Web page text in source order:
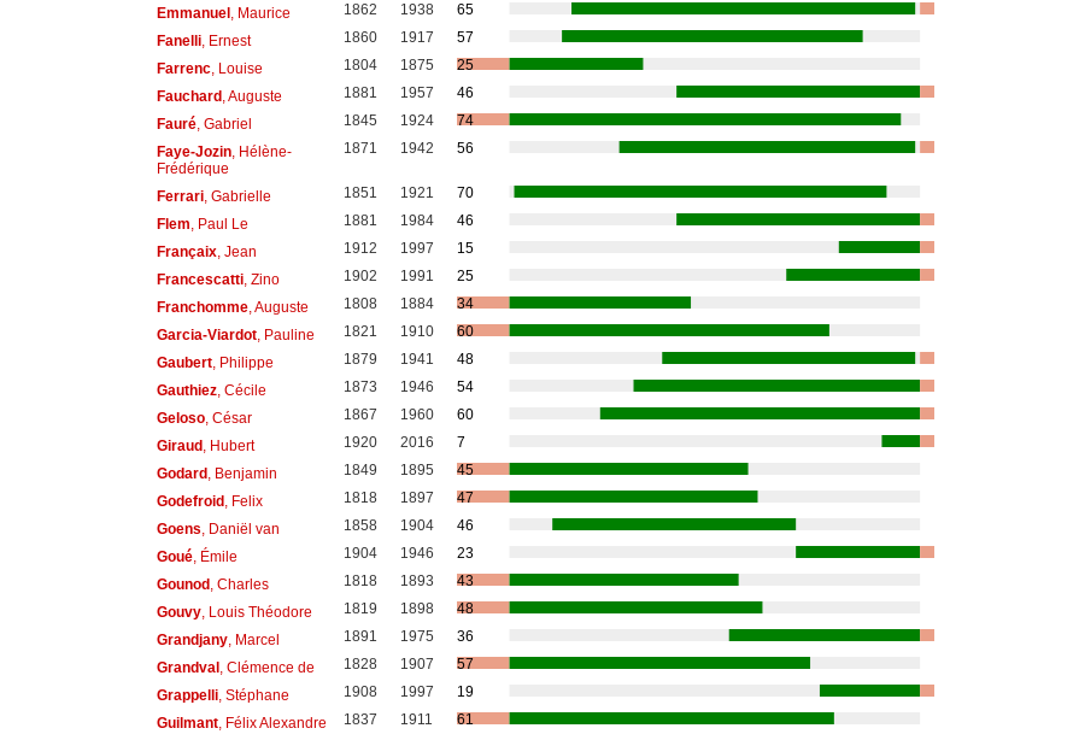
Emmanuel, Maurice 1862 1938
65
Fanelli, Ernest 1860 1917
57
Farrenc, Louise 1804 1875
25
Fauchard, Auguste 1881 1957
46
Fauré, Gabriel 1845 1924
74
Faye-Jozin, Hélène-
Frédérique
1871 1942 56
Ferrari, Gabrielle 1851 1921
70
Flem , Paul Le 1881 1984
46
Françaix, Jean 1912 1997
15
Francescatti, Zino 1902 1991
25
Franchomme, Auguste 1808 1884
34
Garcia-Viardot, Pauline 1821 1910
60
Gaubert, Philippe 1879 1941
48
Gauthiez, Cécile 1873 1946
54
Geloso, César 1867 1960
60
Giraud, Hubert 1920 2016
7
Godard, Benjamin 1849 1895
45
Godefroid, Felix 1818 1897
47
Goens , Daniël van 1858 1904
46
Goué, Émile 1904 1946
23
Gounod, Charles 1818 1893
43
Gouvy, Louis Théodore 1819 1898
48
Grandjany, Marcel 1891 1975
36
Grandval, Clémence de 1828 1907
57
Grappelli, Stéphane 1908 1997
19
Guilmant, Félix Alexandre 1837 1911
61